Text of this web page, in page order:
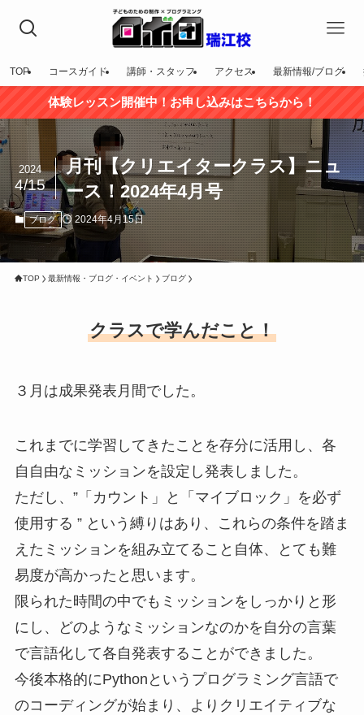
TOP コースガイド 講師・スタッフ アクセス 最新情報/ブログ
体験レッスン開催中！お申し込みはこちらから！
月刊【クリエイタークラス】ニュ
ース！2024年4月号
2024
4/15
ブログ 2024年4月15日
TOP 最新情報・ブログ・イベント ブログ
クラスで学んだこと！
３月は成果発表月間でした。
これまでに学習してきたことを存分に活用し、各
自自由なミッションを設定し発表しました。
ただし、”「カウント」と「マイブロック」を必ず
使用する ” という縛りはあり、これらの条件を踏ま
えたミッションを組み立てること自体、とても難
易度が高かったと思います。
限られた時間の中でもミッションをしっかりと形
にし、どのようなミッションなのかを自分の言葉
で言語化して各自発表することができました。
今後本格的にPythonというプログラミング言語で
のコーディングが始まり、よりクリエイティブな